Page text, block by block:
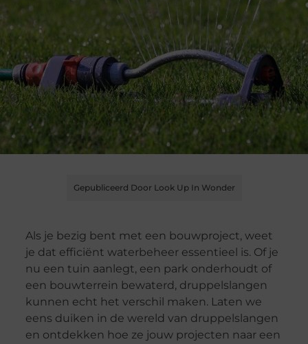
Gepubliceerd Door Look Up In Wonder
Als je bezig bent met een bouwproject, weet
je dat efficiënt waterbeheer essentieel is. Of je
nu een tuin aanlegt, een park onderhoudt of
een bouwterrein bewaterd, druppelslangen
kunnen echt het verschil maken. Laten we
eens duiken in de wereld van druppelslangen
en ontdekken hoe ze jouw projecten naar een